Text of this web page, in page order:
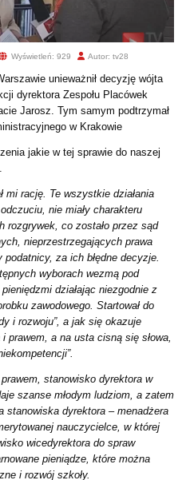
Wyświetleń: 929 Autor: tv28
unieważnił decyzję wójta
dyrektora Zespołu Placówek
Jarosz. Tym samym podtrzymał
w Krakowie
jakie w tej sprawie do naszej
mi rację. Te wszystkie działania
nie miały charakteru
rozgrywek, co zostało przez sąd
nieprzestrzegających prawa
za ich błędne decyzje.
wyborach wezmą pod
działając niezgodnie z
zawodowego. Startował do
i rozwoju”, a jak się okazuje
prawem, a na usta cisną się słowa,
stanowisko dyrektora w
szanse młodym ludziom, a zatem
stanowiska dyrektora – menadżera
nauczycielce, w której
wicedyrektora do spraw
pieniądze, które można
i rozwój szkoły.